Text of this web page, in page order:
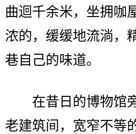
曲迴千余米，坐拥咖
浓的，缓缓地流淌，
巷自己的味道。
在昔日的博物馆旁
老建筑间，宽窄不等